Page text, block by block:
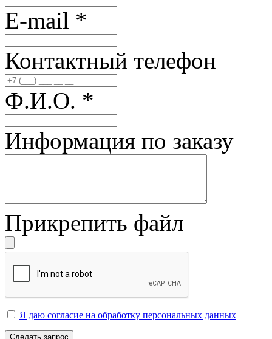
E-mail *
Контактный телефон
Ф.И.О. *
Информация по заказу
Прикрепить файл
Я даю согласие на обработку персональных данных
Сделать запрос